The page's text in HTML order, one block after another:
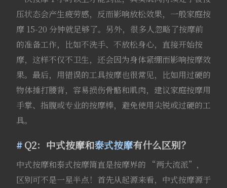
压状态会产生疲劳感，反而影响放松效果，一般家庭按
摩 15-20 分钟就足够了。另外，很多人忽略了按摩前
的准备工作，比如不洗手、不放松身心，直接开始按
摩，这样不仅不卫生，还会因为身体紧绷而影响按摩效
果。最后，用错误的工具按摩也很常见，比如用过硬的
物体捶打腰背，容易损伤骨骼和肌肉，建议家庭按摩用
手掌、指腹或专业的按摩棒，避免使用尖锐或过硬的工
具。
Q2：中式按摩和泰式按摩有什么区别？
中式按摩和泰式按摩简直是按摩界的 “两大流派”，
区别可不是一星半点！首先从起源来看，中式按摩源于